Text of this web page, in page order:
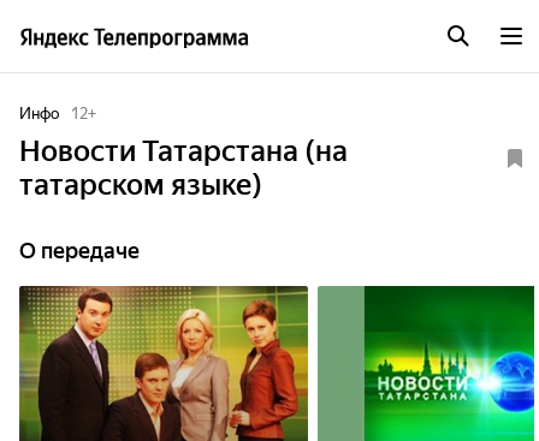
Инфо 12+
Новости Татарстана (на
татарском языке)
О передаче